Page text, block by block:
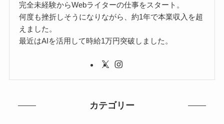
完全未経験からWebライターの仕事をスタート。
何度も挫折しそうになりながら、約1年で本業収入を超
えました。
最近はAIを活用して時給1万円突破しました。
カテゴリー